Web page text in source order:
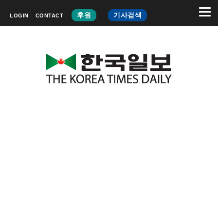
LOGIN CONTACT 후원 기사검색